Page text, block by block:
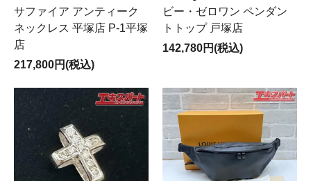
サファイア アンティーク
ネックレス 平塚店 P-1平塚
店
217,800円(税込)
ビー・ゼロワン ペンダン
トトップ 戸塚店
142,780円(税込)